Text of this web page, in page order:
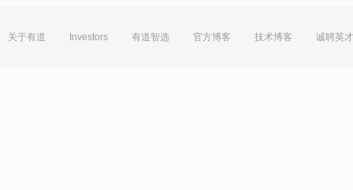
关于有道 Investors 有道智选 官方博客 技术博客 诚聘英才